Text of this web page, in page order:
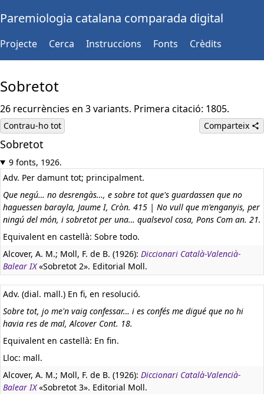
Paremiologia catalana comparada digital
Projecte Cerca Instruccions Fonts Crèdits
Sobretot
26 recurrències en 3 variants. Primera citació: 1805.
Contrau-ho tot Comparteix
Sobretot
9 fonts, 1926.
Adv. Per damunt tot; principalment.
Que negú… no desrengàs…, e sobre tot que's guardassen que no
haguessen barayla, Jaume I, Cròn. 415 | No vull que m'enganyis, per
ningú del món, i sobretot per una… qualsevol cosa, Pons Com an. 21.
Equivalent en castellà: Sobre todo.
Alcover, A. M.; Moll, F. de B. (1926): Diccionari Català-Valencià-
Balear IX«Sobretot 2». Editorial Moll.
Adv. (dial. mall.) En fi, en resolució.
Sobre tot, jo me'n vaig confessar… i es confés me digué que no hi
havia res de mal, Alcover Cont. 18.
Equivalent en castellà: En fin.
Lloc: mall.
Alcover, A. M.; Moll, F. de B. (1926): Diccionari Català-Valencià-
Balear IX«Sobretot 3». Editorial Moll.